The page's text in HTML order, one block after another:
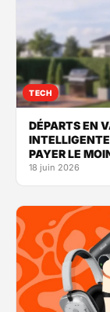
TECH
DÉPARTS EN
PAYER LE
18 juin 2026